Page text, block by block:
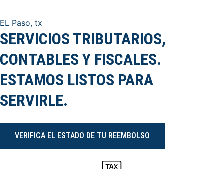
EL Paso, tx
SERVICIOS TRIBUTARIOS,
CONTABLES Y FISCALES.
ESTAMOS LISTOS PARA
SERVIRLE.
VERIFICA EL ESTADO DE TU REEMBOLSO